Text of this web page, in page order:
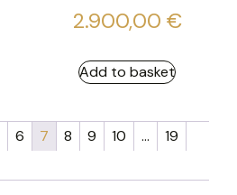
2.900,00 €
Add to basket
6 7 8 9 10 …
19